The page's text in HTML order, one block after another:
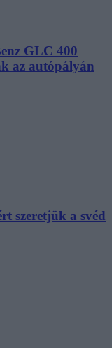
GLC 400
az autópályán
szeretjük a svéd